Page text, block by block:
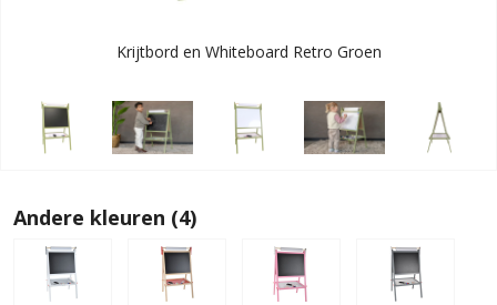
Krijtbord en Whiteboard Retro Groen
Andere kleuren (4)